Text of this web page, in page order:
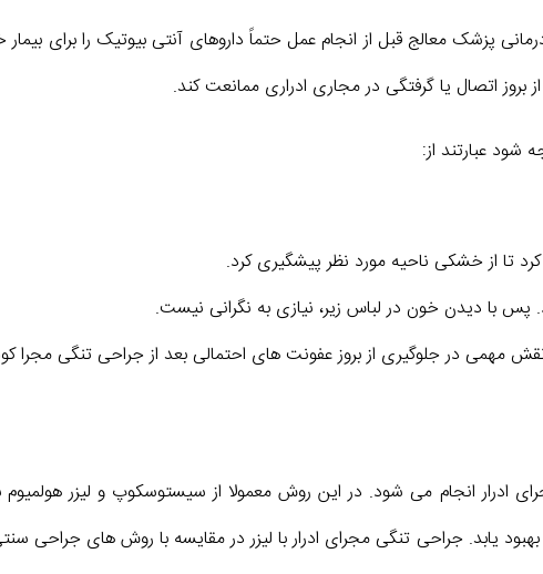
معالج قبل از انجام عمل حتماً داروهای آنتی بیوتیک را برای بیمار
اتصال یا گرفتگی در مجاری ادراری ممانعت کند.
عبارتند از:
تا از خشکی ناحیه مورد نظر پیشگیری کرد.
پس با دیدن خون در لباس زیر، نیازی به نگرانی نیست.
در جلوگیری از بروز عفونت های احتمالی بعد از جراحی تنگی مجرا
ادرار انجام می شود. در این روش معمولا از سیستوسکوپ و لیزر
یابد. جراحی تنگی مجرای ادرار با لیزر در مقایسه با روش های جراحی